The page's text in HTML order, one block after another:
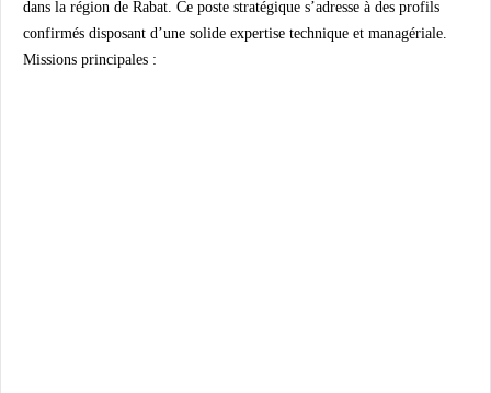
dans la région de Rabat. Ce poste stratégique s’adresse à des profils
confirmés disposant d’une solide expertise technique et managériale.
Missions principales :